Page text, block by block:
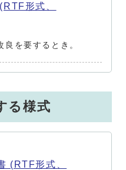
形式、
を要するとき。
る様式
(RTF形式、